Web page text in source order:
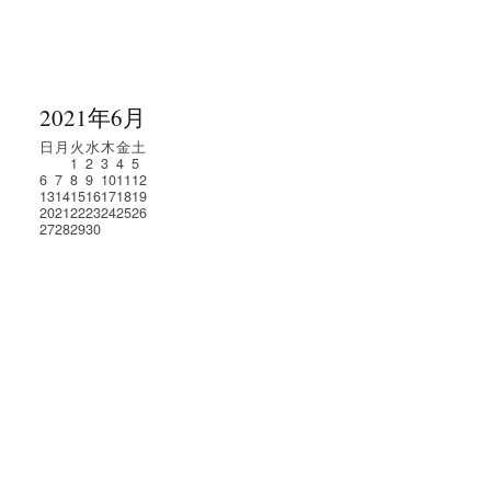
2021年6月
日 月 火水木金土
1 2 3 4 5
6 7 8 9 101112
13141516171819
20212223242526
27282930